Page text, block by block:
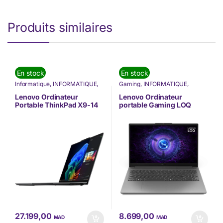
Produits similaires
En stock
Informatique, INFORMATIQUE,
arrivage, Ordinateur Portable
Ordinateurs Portables, PC
Portable
Lenovo Ordinateur
Portable ThinkPad X9-14
27.199,00 MAD
En stock
Gaming, INFORMATIQUE,
Marques ,Ordinateur Portable
Ordinateurs Portables,Pc
Gamer,PC Portable, PC
Lenovo Ordinateur
portable Gaming LOQ
8.699,00 MAD